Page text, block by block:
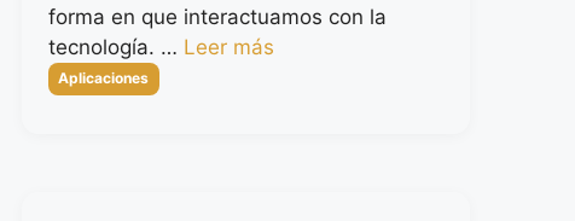
forma en que interactuamos con la
tecnología. … Leer más
Categorías
Aplicaciones